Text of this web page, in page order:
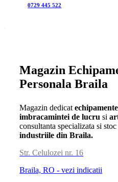
0729 445 522
Magazin
Personala Braila
Magazin dedicat
imbracamintei de lucru si
consultanta specializata si
industriile din Braila.
Str. Celulozei nr. 16
Braila, RO - vezi indicatii